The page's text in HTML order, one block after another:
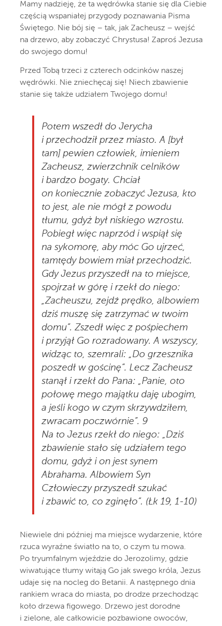
Mamy nadzieję, że ta wędrówka stanie się dla Ciebie
częścią wspaniałej przygody poznawania Pisma
Świętego. Nie bój się – tak, jak Zacheusz – wejść
na drzewo, aby zobaczyć Chrystusa! Zaproś Jezusa
do swojego domu!
Przed Tobą trzeci z czterech odcinków naszej
wędrówki. Nie zniechęcaj się! Niech zbawienie
stanie się także udziałem Twojego domu!
Potem wszedł do Jerycha
i przechodził przez miasto. A [był
tam] pewien człowiek, imieniem
Zacheusz, zwierzchnik celników
i bardzo bogaty. Chciał
on koniecznie zobaczyć Jezusa, kto
to jest, ale nie mógł z powodu
tłumu, gdyż był niskiego wzrostu.
Pobiegł więc naprzód i wspiął się
na sykomorę, aby móc Go ujrzeć,
tamtędy bowiem miał przechodzić.
Gdy Jezus przyszedł na to miejsce,
spojrzał w górę i rzekł do niego:
„Zacheuszu, zejdź prędko, albowiem
dziś muszę się zatrzymać w twoim
domu”. Zszedł więc z pośpiechem
i przyjął Go rozradowany. A wszyscy,
widząc to, szemrali: „Do grzesznika
poszedł w gościnę”. Lecz Zacheusz
stanął i rzekł do Pana: „Panie, oto
połowę mego majątku daję ubogim,
a jeśli kogo w czym skrzywdziłem,
zwracam poczwórnie”. 9
Na to Jezus rzekł do niego: „Dziś
zbawienie stało się udziałem tego
domu, gdyż i on jest synem
Abrahama. Albowiem Syn
Człowieczy przyszedł szukać
i zbawić to, co zginęło”. (Łk 19, 1-10)
Niewiele dni później ma miejsce wydarzenie, które
rzuca wyraźne światło na to, o czym tu mowa.
Po tryumfalnym wjeździe do Jerozolimy, gdzie
wiwatujące tłumy witają Go jak swego króla, Jezus
udaje się na nocleg do Betanii. A następnego dnia
rankiem wraca do miasta, po drodze przechodząc
koło drzewa figowego. Drzewo jest dorodne
i zielone, ale całkowicie pozbawione owoców,